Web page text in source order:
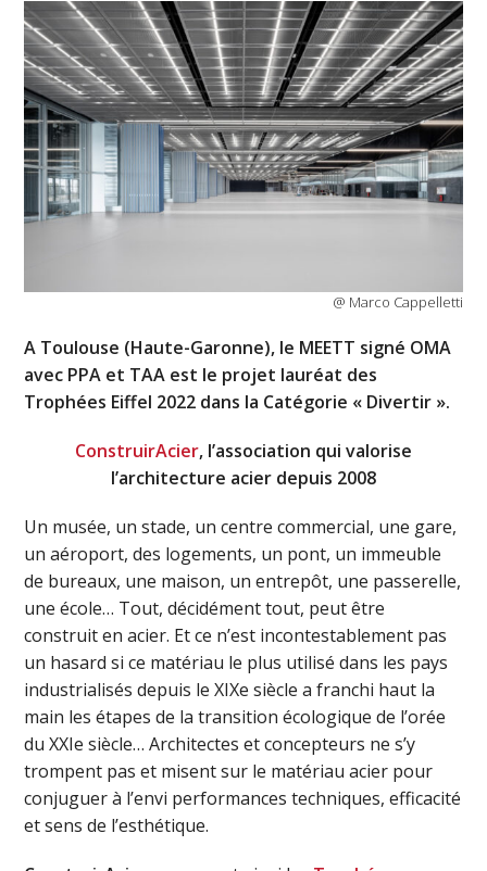
@ Marco Cappelletti
A Toulouse (Haute-Garonne), le MEETT signé OMA
avec PPA et TAA est le projet lauréat des
Trophées Eiffel 2022 dans la Catégorie « Divertir ».
ConstruirAcier, l’association qui valorise
l’architecture acier depuis 2008
Un musée, un stade, un centre commercial, une gare,
un aéroport, des logements, un pont, un immeuble
de bureaux, une maison, un entrepôt, une passerelle,
une école… Tout, décidément tout, peut être
construit en acier. Et ce n’est incontestablement pas
un hasard si ce matériau le plus utilisé dans les pays
industrialisés depuis le XIXe siècle a franchi haut la
main les étapes de la transition écologique de l’orée
du XXIe siècle… Architectes et concepteurs ne s’y
trompent pas et misent sur le matériau acier pour
conjuguer à l’envi performances techniques, efficacité
et sens de l’esthétique.